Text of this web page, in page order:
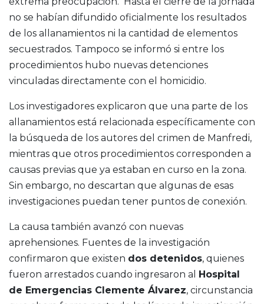
no se habían difundido oficialmente los resultados
de los allanamientos ni la cantidad de elementos
secuestrados. Tampoco se informó si entre los
procedimientos hubo nuevas detenciones
vinculadas directamente con el homicidio.
Los investigadores explicaron que una parte de los
allanamientos está relacionada específicamente con
la búsqueda de los autores del crimen de Manfredi,
mientras que otros procedimientos corresponden a
causas previas que ya estaban en curso en la zona.
Sin embargo, no descartan que algunas de esas
investigaciones puedan tener puntos de conexión.
La causa también avanzó con nuevas
aprehensiones. Fuentes de la investigación
confirmaron que existen dos detenidos, quienes
fueron arrestados cuando ingresaron al
Hospital
de Emergencias Clemente Álvarez, circunstancia